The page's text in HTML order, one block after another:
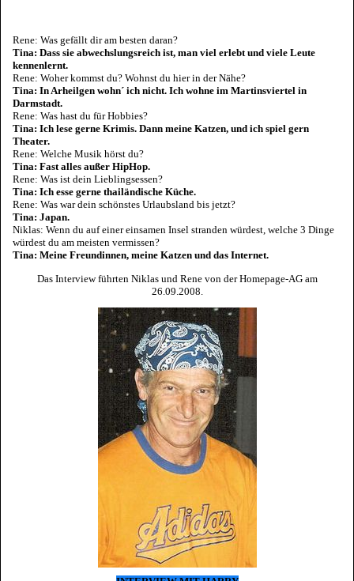
Rene: Was gefällt dir am besten daran?
Tina: Dass sie abwechslungsreich ist, man viel erlebt und viele Leute
kennenlernt.
Rene: Woher kommst du? Wohnst du hier in der Nähe?
Tina: In Arheilgen wohn´ ich nicht. Ich wohne im Martinsviertel in
Darmstadt.
Rene: Was hast du für Hobbies?
Tina: Ich lese gerne Krimis. Dann meine Katzen, und ich spiel gern
Theater.
Rene: Welche Musik hörst du?
Tina: Fast alles außer HipHop.
Rene: Was ist dein Lieblingsessen?
Tina: Ich esse gerne thailändische Küche.
Rene: Was war dein schönstes Urlaubsland bis jetzt?
Tina: Japan.
Niklas: Wenn du auf einer einsamen Insel stranden würdest, welche 3 Dinge
würdest du am meisten vermissen?
Tina: Meine Freundinnen, meine Katzen und das Internet.
Das Interview führten Niklas und Rene von der Homepage-AG am
26.09.2008.